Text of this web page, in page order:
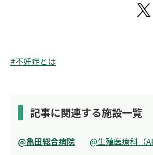
#不妊症とは
記事に関連する施設一覧
@亀田総合病院 @生殖医療科（